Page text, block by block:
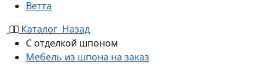
Ветта
Каталог Назад
С отделкой шпоном
Мебель из шпона на заказ